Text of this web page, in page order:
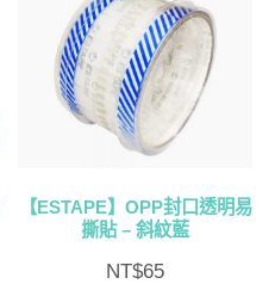
【ESTAPE】OPP封口透明易
撕貼 – 斜紋藍
NT$65